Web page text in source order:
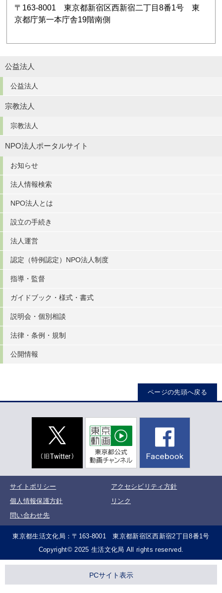
〒163-8001 東京都新宿区西新宿二丁目8番1号 東
京都庁第一本庁舎19階南側
公益法人
公益法人
宗教法人
宗教法人
NPO法人ポータルサイト
お知らせ
法人情報検索
NPO法人とは
設立の手続き
法人運営
認定（特例認定）NPO法人制度
指導・監督
ガイドブック・様式・書式
説明会・個別相談
法律・条例・規制
公開情報
ページの先頭へ戻る
サイトポリシー
アクセシビリティ方針
個人情報保護方針
リンク
問い合わせ先
東京都生活文化局：〒163-8001 東京都新宿区西新宿2丁目8番1号
Copyright© 2025 生活文化局 All rights reserved.
PCサイト表示